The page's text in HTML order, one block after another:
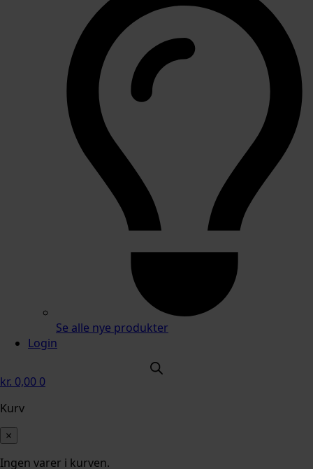
Se alle nye produkter
Login
kr. 0,00 0
Kurv
×
Ingen varer i kurven.